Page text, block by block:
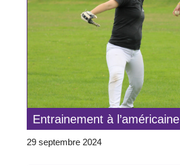
Entrainement à l’américaine
29 septembre 2024